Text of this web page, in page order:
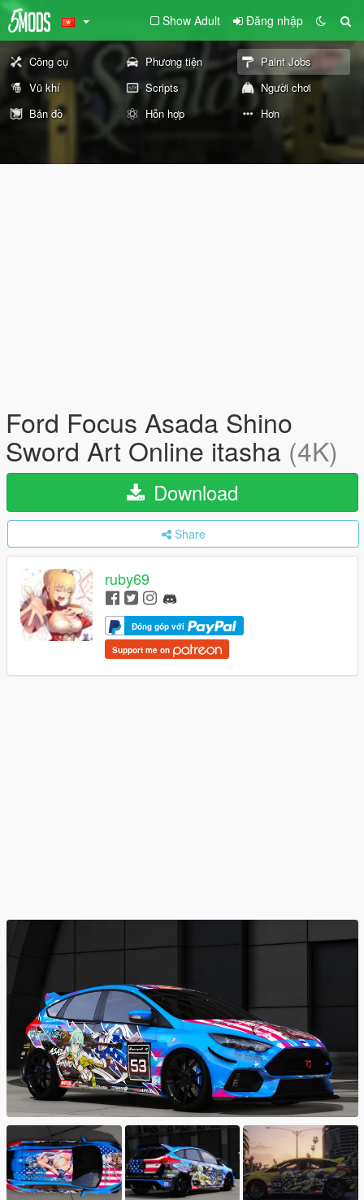
Show Adult Đăng nhập
Công cụ Phương tiện
Paint Jobs
Vũ khí
Scripts
Người chơi
Bản đồ
Hỗn hợp Hơn
Ford Focus Asada Shino
Sword Art Online itasha (4K)
Download
Share
ruby69
Đóng góp với
Support me on